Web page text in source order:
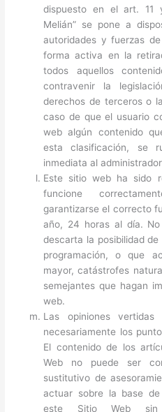
dispuesto en el art. 11
Melián” se pone a
autoridades y fuerzas
forma activa en la
todos aquellos
contravenir la
derechos de terceros o
caso de que el usuario
web algún contenido
esta clasificación, se
inmediata al
Este sitio web ha sido
funcione
garantizarse el correcto
año, 24 horas al día. No
descarta la posibilidad
programación, o que
mayor, catástrofes
semejantes que hagan
web.
Las opiniones
necesariamente los
El contenido de los
Web no puede ser
sustitutivo de
actuar sobre la base
este Sitio Web sin